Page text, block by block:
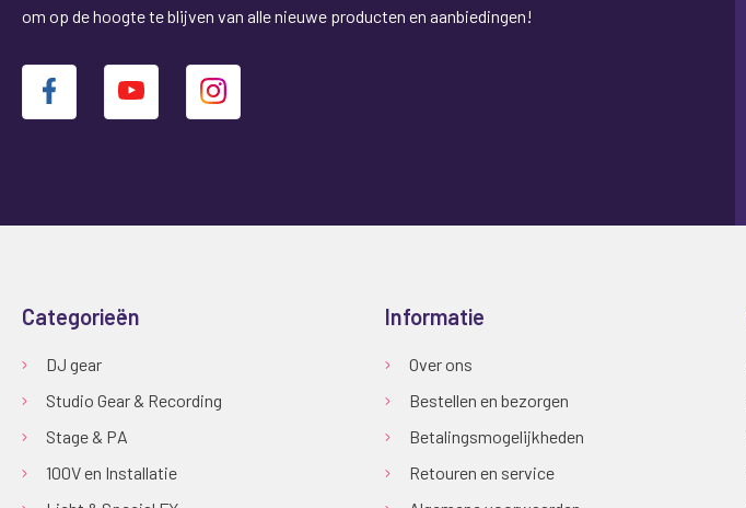
om op de hoogte te blijven van alle nieuwe producten en aanbiedingen!
Categorieën
DJ gear
Studio Gear & Recording
Stage & PA
100V en Installatie
Informatie
Over ons
Bestellen en bezorgen
Betalingsmogelijkheden
Retouren en service